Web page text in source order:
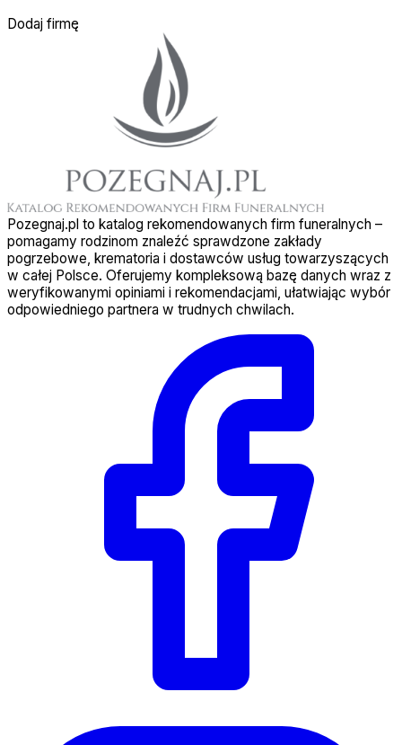
Dodaj firmę
Pozegnaj.pl to katalog rekomendowanych firm funeralnych –
pomagamy rodzinom znaleźć sprawdzone zakłady
pogrzebowe, krematoria i dostawców usług towarzyszących
w całej Polsce. Oferujemy kompleksową bazę danych wraz z
weryfikowanymi opiniami i rekomendacjami, ułatwiając wybór
odpowiedniego partnera w trudnych chwilach.